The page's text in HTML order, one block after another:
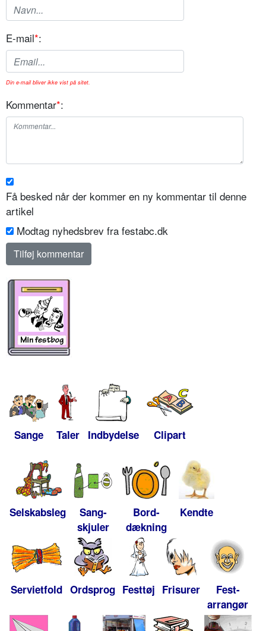
E-mail*:
Din e-mail bliver ikke vist på sitet.
Kommentar*:
Få besked når der kommer en ny kommentar til denne
artikel
Modtag nyhedsbrev fra festabc.dk
Sange Taler Indbydelse Clipart
Selskabsleg
Sang-
skjuler
Bord-
dækning
Kendte
Servietfold Ordsprog Festtøj Frisurer
Fest-
arrangør